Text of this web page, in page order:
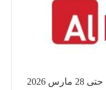
عروض الراية ماركت اليوم 26 مارس حتى 28 مارس 2026